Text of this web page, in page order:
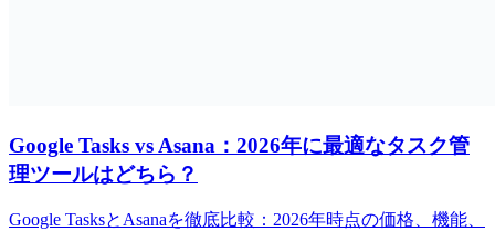
Google Tasks vs Asana：2026年に最適なタスク管
理ツールはどちら？
Google TasksとAsanaを徹底比較：2026年時点の価格、機能、